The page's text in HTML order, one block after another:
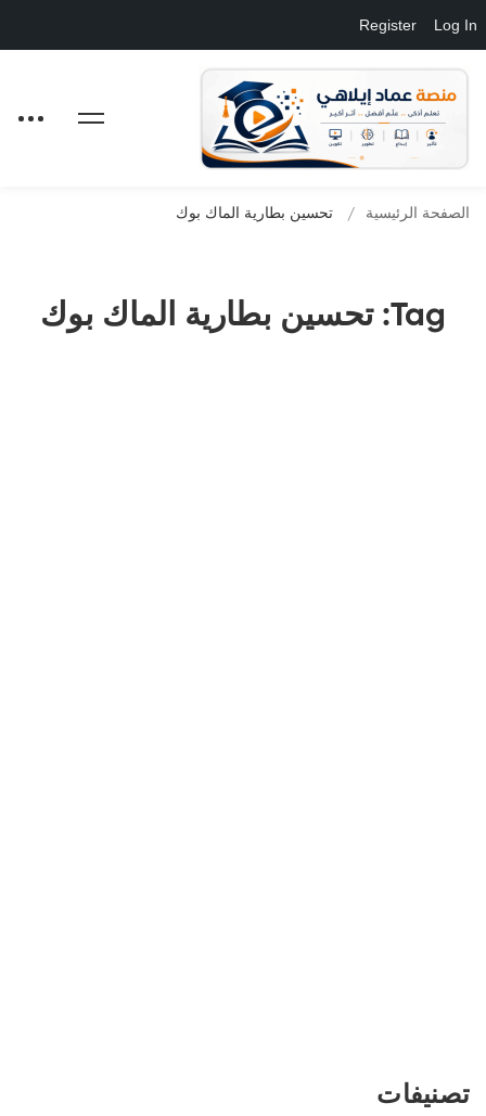
Log In
Register
Tag: تحسين بطارية الماك بوك
الصفحة الرئيسية تحسين بطارية الماك بوك
تصنيفات